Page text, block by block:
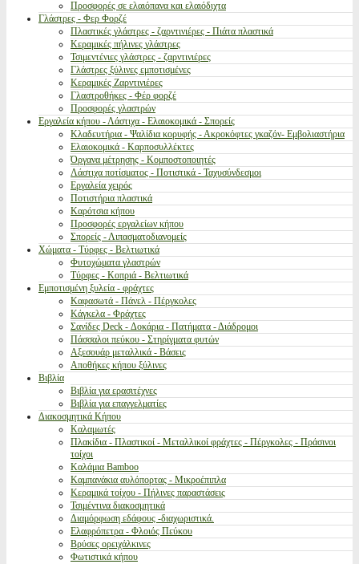
Προσφορές σε ελαιόπανα και ελαιόδιχτα
Γλάστρες - Φερ Φορζέ
Πλαστικές γλάστρες - ζαρντινιέρες - Πιάτα πλαστικά
Κεραμικές πήλινες γλάστρες
Τσιμεντένιες γλάστρες - ζαρντινιέρες
Γλάστρες ξύλινες εμποτισμένες
Κεραμικές Ζαρντινιέρες
Γλαστροθήκες - Φέρ φορζέ
Προσφορές γλαστρών
Εργαλεία κήπου - Λάστιχα - Ελαιοκομικά - Σπορείς
Κλαδευτήρια - Ψαλίδια κορυφής - Ακροκόφτες γκαζόν- Εμβολιαστήρια
Ελαιοκομικά - Καρποσυλλέκτες
Όργανα μέτρησης - Κομποστοποιητές
Λάστιχα ποτίσματος - Ποτιστικά - Ταχυσύνδεσμοι
Εργαλεία χειρός
Ποτιστήρια πλαστικά
Καρότσια κήπου
Προσφορές εργαλείων κήπου
Σπορείς - Λιπασματοδιανομείς
Χώματα - Τύρφες - Βελτιωτικά
Φυτοχώματα γλαστρών
Τύρφες - Κοπριά - Βελτιωτικά
Εμποτισμένη ξυλεία - φράχτες
Καφασωτά - Πάνελ - Πέργκολες
Κάγκελα - Φράχτες
Σανίδες Deck - Δοκάρια - Πατήματα - Διάδρομοι
Πάσσαλοι πεύκου - Στηρίγματα φυτών
Αξεσουάρ μεταλλικά - Βάσεις
Αποθήκες κήπου ξύλινες
Βιβλία
Βιβλία για ερασιτέχνες
Βιβλία για επαγγελματίες
Διακοσμητικά Κήπου
Καλαμωτές
Πλακίδια - Πλαστικοί - Μεταλλικοί φράχτες - Πέργκολες - Πράσινοι
τοίχοι
Καλάμια Bamboo
Καμπανάκια αυλόπορτας - Μικροέπιπλα
Κεραμικά τοίχου - Πήλινες παραστάσεις
Τσιμέντινα διακοσμητικά
Διαμόρφωση εδάφους -διαχωριστικά.
Ελαφρόπετρα - Φλοιός Πεύκου
Βρύσες ορειχάλκινες
Φωτιστικά κήπου